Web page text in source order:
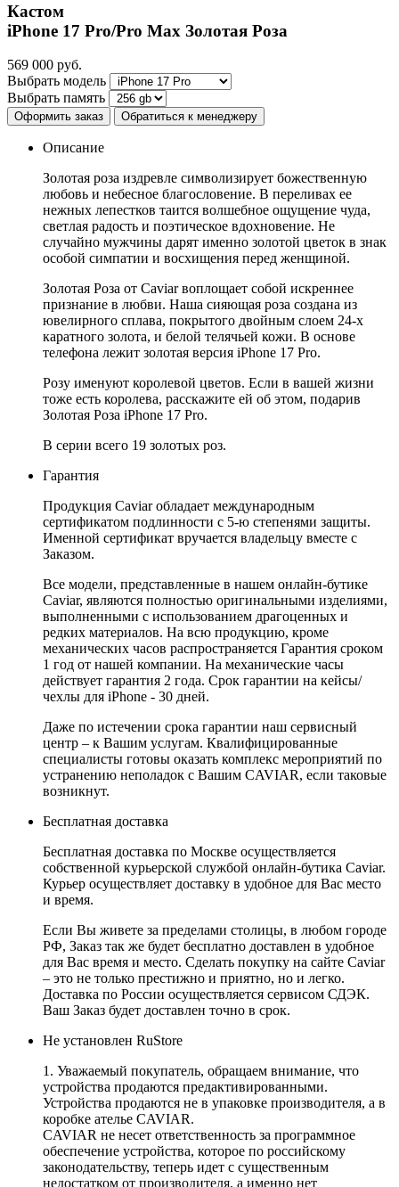
Кастом
iPhone 17 Pro/Pro Max Золотая Роза
569 000 руб.
Выбрать модель
Выбрать память
Оформить заказ Обратиться к менеджеру
Описание
Золотая роза издревле символизирует божественную
любовь и небесное благословение. В переливах ее
нежных лепестков таится волшебное ощущение чуда,
светлая радость и поэтическое вдохновение. Не
случайно мужчины дарят именно золотой цветок в знак
особой симпатии и восхищения перед женщиной.
Золотая Роза от Caviar воплощает собой искреннее
признание в любви. Наша сияющая роза создана из
ювелирного сплава, покрытого двойным слоем 24-х
каратного золота, и белой телячьей кожи. В основе
телефона лежит золотая версия iPhone 17 Pro.
Розу именуют королевой цветов. Если в вашей жизни
тоже есть королева, расскажите ей об этом, подарив
Золотая Роза iPhone 17 Pro.
В серии всего 19 золотых роз.
Гарантия
Продукция Caviar обладает международным
сертификатом подлинности с 5-ю степенями защиты.
Именной сертификат вручается владельцу вместе с
Заказом.
Все модели, представленные в нашем онлайн-бутике
Caviar, являются полностью оригинальными изделиями,
выполненными с использованием драгоценных и
редких материалов. На всю продукцию, кроме
механических часов распространяется Гарантия сроком
1 год от нашей компании. На механические часы
действует гарантия 2 года. Срок гарантии на кейсы/
чехлы для iPhone - 30 дней.
Даже по истечении срока гарантии наш сервисный
центр – к Вашим услугам. Квалифицированные
специалисты готовы оказать комплекс мероприятий по
устранению неполадок с Вашим CAVIAR, если таковые
возникнут.
Бесплатная доставка
Бесплатная доставка по Москве осуществляется
собственной курьерской службой онлайн-бутика Caviar.
Курьер осуществляет доставку в удобное для Вас место
и время.
Если Вы живете за пределами столицы, в любом городе
РФ, Заказ так же будет бесплатно доставлен в удобное
для Вас время и место. Сделать покупку на сайте Caviar
– это не только престижно и приятно, но и легко.
Доставка по России осуществляется сервисом СДЭК.
Ваш Заказ будет доставлен точно в срок.
Не установлен RuStore
1. Уважаемый покупатель, обращаем внимание, что
устройства продаются предактивированными.
Устройства продаются не в упаковке производителя, а в
коробке ателье CAVIAR.
CAVIAR не несет ответственность за программное
обеспечение устройства, которое по российскому
законодательству, теперь идет с существенным
недостатком от производителя, а именно нет